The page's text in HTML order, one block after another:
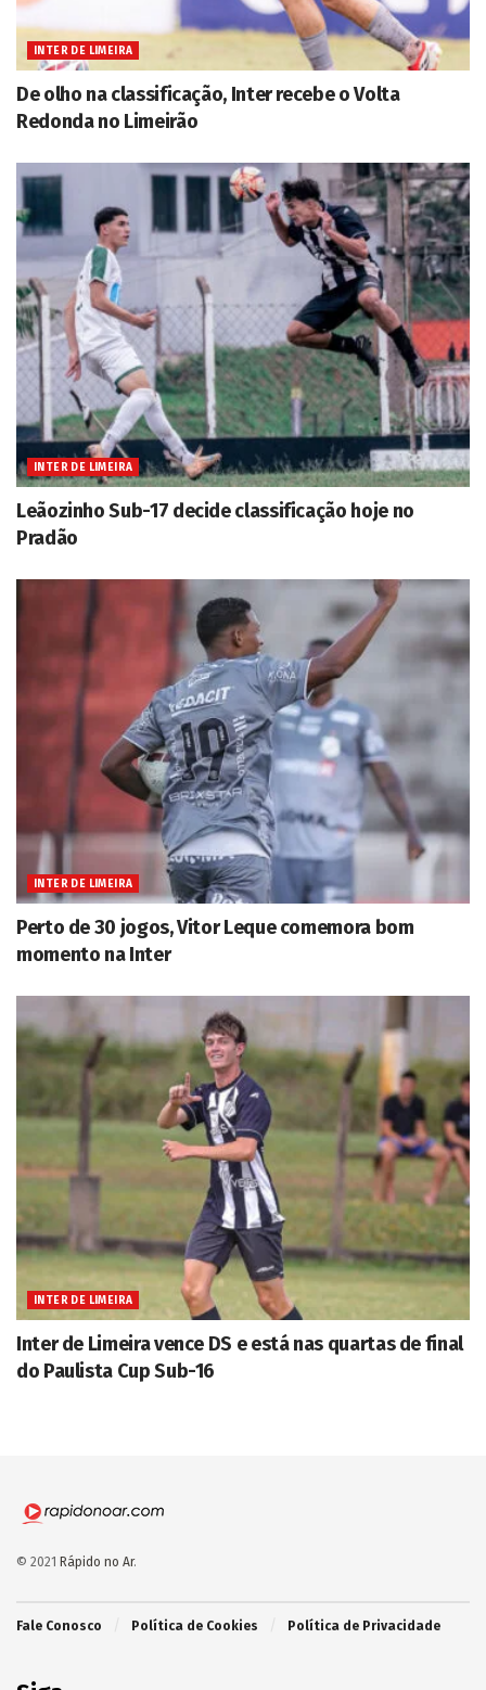
INTER DE LIMEIRA
De olho na classificação, Inter recebe o Volta
Redonda no Limeirão
INTER DE LIMEIRA
Leãozinho Sub-17 decide classificação hoje no
Pradão
INTER DE LIMEIRA
Perto de 30 jogos, Vitor Leque comemora bom
momento na Inter
INTER DE LIMEIRA
Inter de Limeira vence DS e está nas quartas de final
do Paulista Cup Sub-16
© 2021 Rápido no Ar.
Fale Conosco Política de Cookies Política de Privacidade